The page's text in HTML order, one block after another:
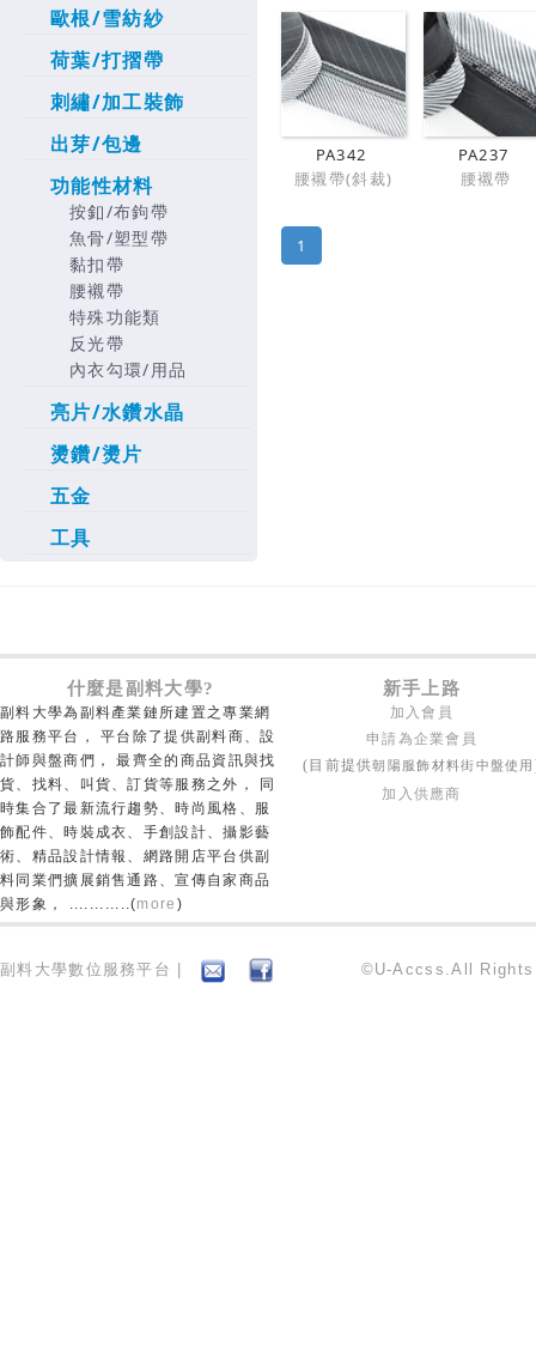
歐根/雪紡紗
荷葉/打摺帶
刺繡/加工裝飾
出芽/包邊
功能性材料
按釦/布鉤帶
魚骨/塑型帶
黏扣帶
腰襯帶
特殊功能類
反光帶
內衣勾環/用品
亮片/水鑽水晶
燙鑽/燙片
五金
工具
PA342
腰襯帶(斜裁)
PA237
腰襯帶
1
什麼是副料大學? 新手上路
副料大學為副料產業鏈所建置之專業網
路服務平台， 平台除了提供副料商、設
計師與盤商們， 最齊全的商品資訊與找
貨、找料、叫貨、訂貨等服務之外， 同
時集合了最新流行趨勢、時尚風格、服
飾配件、時裝成衣、手創設計、攝影藝
術、精品設計情報、網路開店平台供副
料同業們擴展銷售通路、宣傳自家商品
與形象， ............(more )
加入會員
申請為企業會員
(目前提供朝陽服飾材料街中盤使用
加入供應商
副料大學數位服務平台 | ©U-Accss.All Rights